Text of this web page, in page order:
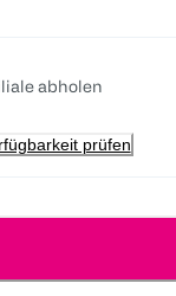
abholen
prüfen